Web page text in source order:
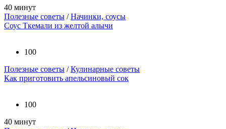
40 минут
Полезные советы /Начинки, соусы
Соус Ткемали из желтой алычи
100
Полезные советы /Кулинарные советы
Как приготовить апельсиновый сок
100
40 минут